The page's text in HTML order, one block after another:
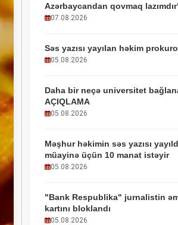
Azərbaycandan qovmaq
07.08.2026
Səs yazısı yayılan həkim
05.08.2026
Daha bir neçə universitet
AÇIQLAMA
05.08.2026
Məşhur həkimin səs yazısı
müayinə üçün 10 manat istəyir
05.08.2026
"Bank Respublika" jurnalistin
kartını bloklandı
05.08.2026